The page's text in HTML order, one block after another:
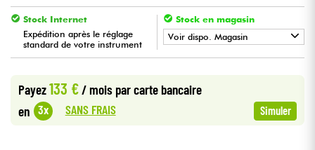
Violons & Quatuor
Eveil Musical
Câbles & Access.
Stock Internet
Expédition après le réglage
standard de votre instrument
Stock en magasin
Voir dispo. Magasin
•
Payez133 €/ mois par carte bancaire
en 3x SANS FRAIS Simuler